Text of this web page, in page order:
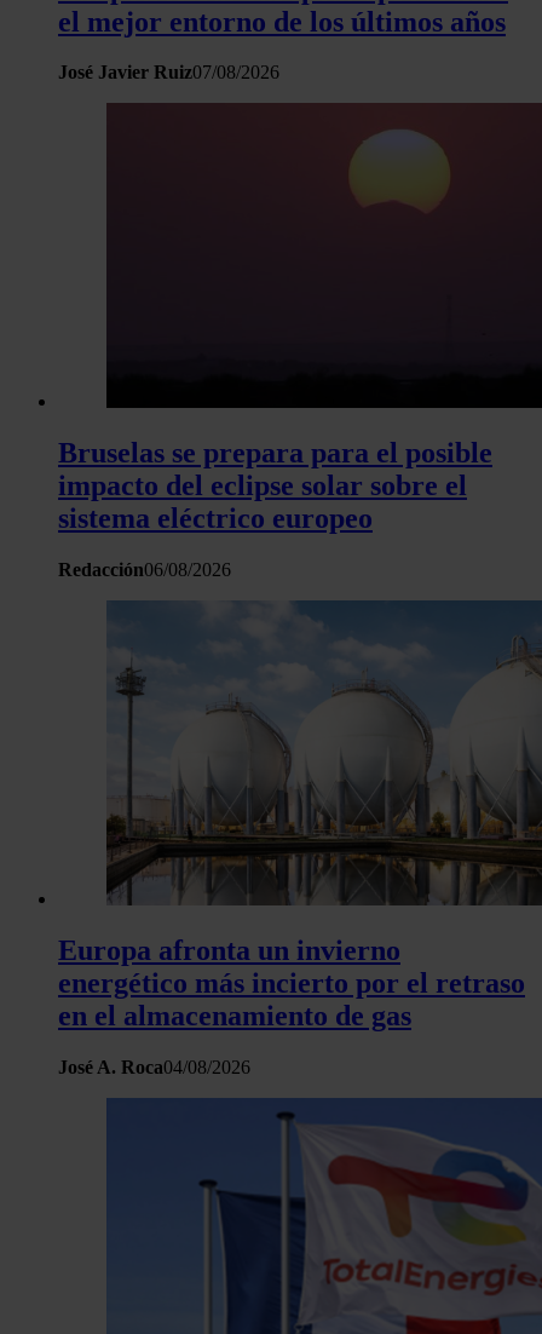
el mejor entorno de los últimos años
José Javier Ruiz07/08/2026
Bruselas se prepara para el posible
impacto del eclipse solar sobre el
sistema eléctrico europeo
Redacción06/08/2026
Europa afronta un invierno
energético más incierto por el retraso
en el almacenamiento de gas
José A. Roca04/08/2026